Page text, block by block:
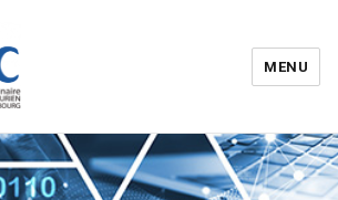
Hubert
MENU